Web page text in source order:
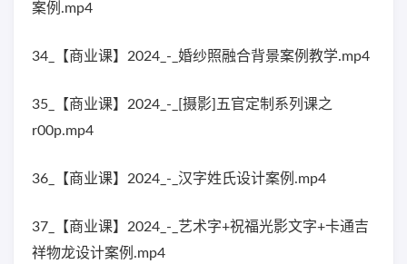
案例.mp4
34_【商业课】2024_-_婚纱照融合背景案例教学.mp4
35_【商业课】2024_-_[摄影]五官定制系列课之
r00p.mp4
36_【商业课】2024_-_汉字姓氏设计案例.mp4
37_【商业课】2024_-_艺术字+祝福光影文字+卡通吉
祥物龙设计案例.mp4